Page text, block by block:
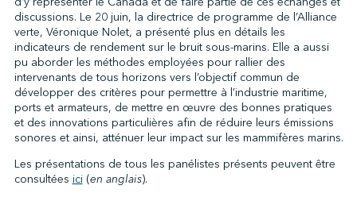
discussions. Le 20 juin, la directrice de programme de l’Alliance
verte, Véronique Nolet, a présenté plus en détails les
indicateurs de rendement sur le bruit sous-marins. Elle a aussi
pu aborder les méthodes employées pour rallier des
intervenants de tous horizons vers l’objectif commun de
développer des critères pour permettre à l’industrie maritime,
ports et armateurs, de mettre en œuvre des bonnes pratiques
et des innovations particulières afin de réduire leurs émissions
sonores et ainsi, atténuer leur impact sur les mammifères marins.
Les présentations de tous les panélistes présents peuvent être
consultées ici(en anglais).